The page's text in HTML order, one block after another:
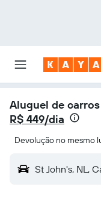
Aluguel de
R$ 449/dia
Devolução no mesmo
St John's, NL,